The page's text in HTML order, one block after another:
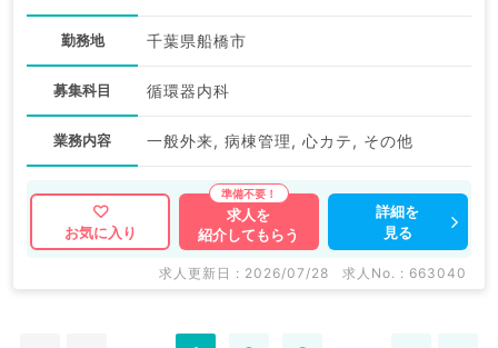
勤務地 千葉県船橋市
募集科目 循環器内科
業務内容 一般外来, 病棟管理, 心カテ, その他
お気に入り
求人を
紹介してもらう
詳細を
見る
求人更新日 : 2026/07/28 求人No. : 663040